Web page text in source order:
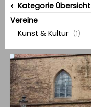
Kategorie Übersicht
Vereine
Kunst & Kultur
(1)